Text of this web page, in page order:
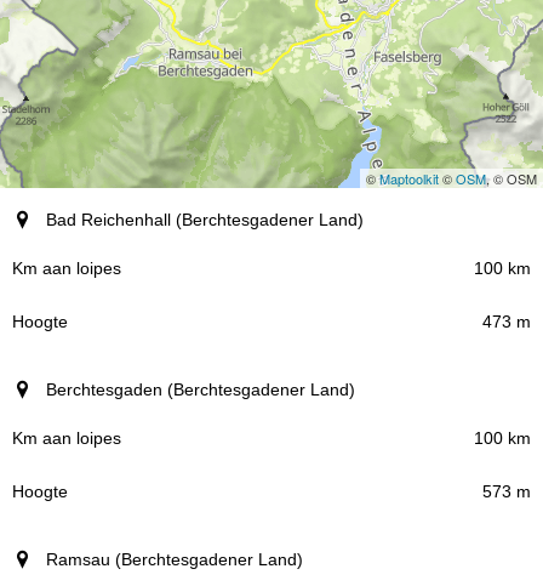
©Maptoolkit©OSM, © OSM
Plaatsen (regio)
Km aan loipes
Bad Reichenhall (Berchtesgadener Land)
100 km
473 m
Berchtesgaden (Berchtesgadener Land)
100 km
573 m
Ramsau (Berchtesgadener Land)